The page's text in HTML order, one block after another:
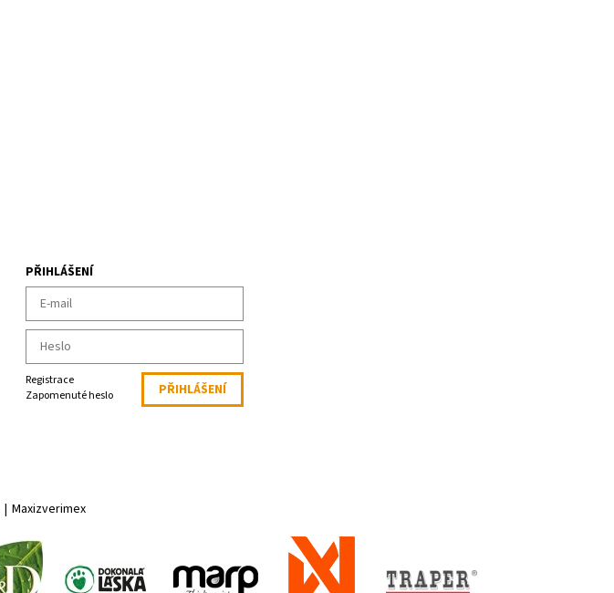
PŘIHLÁŠENÍ
Registrace
Zapomenuté heslo
| Maxizverimex